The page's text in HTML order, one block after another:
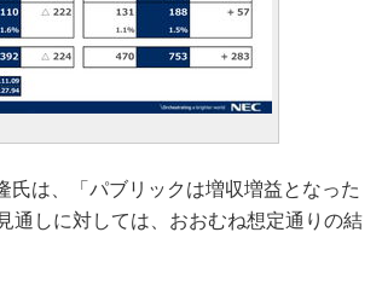
は、「パブリックは増収増益となった
通しに対しては、おおむね想定通りの結